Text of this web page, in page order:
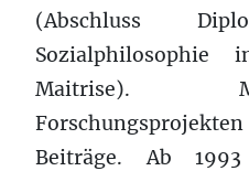
(Abschluss
Sozialphilosophie
Maitrise).
Beiträge. Ab